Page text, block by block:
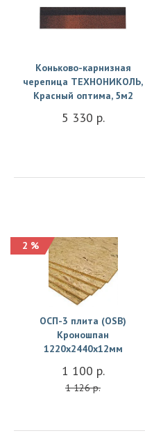
Коньково-карнизная
черепица ТЕХНОНИКОЛЬ,
Красный оптима, 5м2
5 330 р.
Купить
2 %
ОСП-3 плита (OSB)
Кроношпан
1220х2440х12мм
1 100 р.
1 126 р.